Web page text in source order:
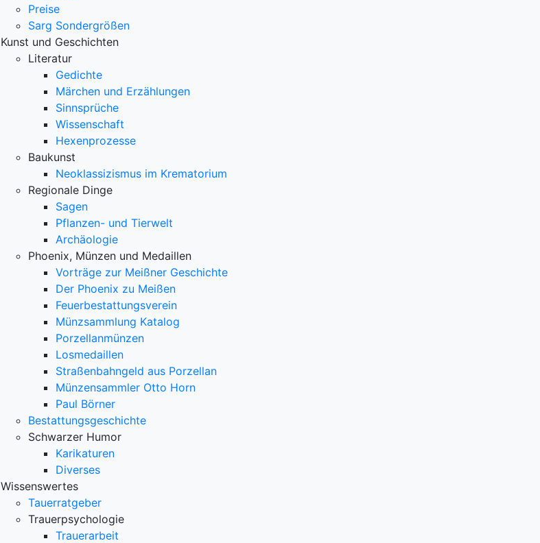
Preise
Sarg Sondergrößen
Kunst und Geschichten
Literatur
Gedichte
Märchen und Erzählungen
Sinnsprüche
Wissenschaft
Hexenprozesse
Baukunst
Neoklassizismus im Krematorium
Regionale Dinge
Sagen
Pflanzen- und Tierwelt
Archäologie
Phoenix, Münzen und Medaillen
Vorträge zur Meißner Geschichte
Der Phoenix zu Meißen
Feuerbestattungsverein
Münzsammlung Katalog
Porzellanmünzen
Losmedaillen
Straßenbahngeld aus Porzellan
Münzensammler Otto Horn
Paul Börner
Bestattungsgeschichte
Schwarzer Humor
Karikaturen
Diverses
Wissenswertes
Tauerratgeber
Trauerpsychologie
Trauerarbeit